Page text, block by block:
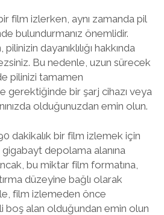
film izlerken, aynı zamanda pil
bulundurmanız önemlidir.
dayanıklılığı hakkında
Bu nedenle, uzun sürecek
pilinizi tamamen
gerektiğinde bir şarj cihazı veya
olduğunuzdan emin olun.
dakikalık bir film izlemek için
gigabayt depolama alanına
bu miktar film formatına,
düzeyine bağlı olarak
film izlemeden önce
alan olduğundan emin olun